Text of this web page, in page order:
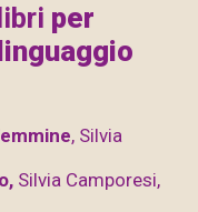
per
, Silvia
Silvia Camporesi,